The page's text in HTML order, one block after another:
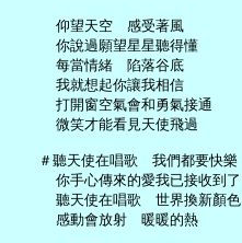
     仰望天空　感受著風
     你說過願望星星聽得懂
     每當情緒　陷落谷底
     我就想起你讓我相信
     打開窗空氣會和勇氣接通
     微笑才能看見天使飛過
   ＃聽天使在唱歌　我們都要快樂
     你手心傳來的愛我已接收到了
     聽天使在唱歌　世界換新顏色
     感動會放射　暖暖的熱